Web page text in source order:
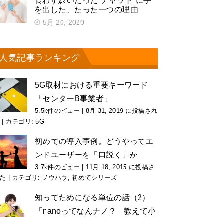
を出した、たった一つの理由
5月 20, 2020
気記事ランキング
5G取材における重要キーワード
「センターB事業者」
5.5k件のビュー
8月 31, 2019 に投稿され
カテゴリ:5G
初めての導入事例。どうやってエ
ンドユーザーを「口説く」か
3.7k件のビュー
11月 18, 2015 に投稿さ
カテゴリ: ノウハウ ,初めてシリーズ
知ってためになる単位の話（2）
「nanoってなんナノ？ 教えて小